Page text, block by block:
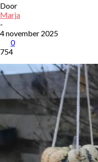
Door
Marja
-
4 november 2025
0
754